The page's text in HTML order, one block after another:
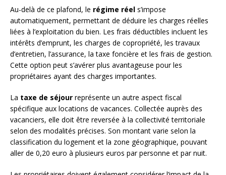
Au-delà de ce plafond, le régime réel s’impose
automatiquement, permettant de déduire les charges réelles
liées à l’exploitation du bien. Les frais déductibles incluent les
intérêts d’emprunt, les charges de copropriété, les travaux
d’entretien, l’assurance, la taxe foncière et les frais de gestion.
Cette option peut s’avérer plus avantageuse pour les
propriétaires ayant des charges importantes.
La taxe de séjour représente un autre aspect fiscal
spécifique aux locations de vacances. Collectée auprès des
vacanciers, elle doit être reversée à la collectivité territoriale
selon des modalités précises. Son montant varie selon la
classification du logement et la zone géographique, pouvant
aller de 0,20 euro à plusieurs euros par personne et par nuit.